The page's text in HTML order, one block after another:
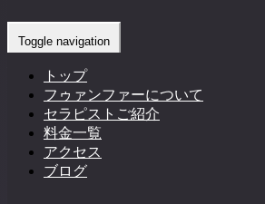
Toggle navigation
トップ
フゥァンファーについて
セラピストご紹介
料金一覧
アクセス
ブログ
フゥァンファー タイ古式
Home --フゥァンファー タイ古式マッ